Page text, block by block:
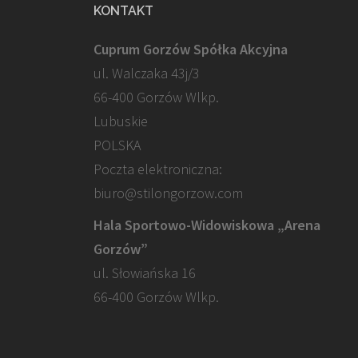
KONTAKT
Cuprum Gorzów Spółka Akcyjna
ul. Walczaka 43j/3
66-400 Gorzów Wlkp.
Lubuskie
POLSKA
Poczta elektroniczna:
biuro@stilongorzow.com
Hala Sportowo-Widowiskowa „Arena
Gorzów”
ul. Słowiańska 16
66-400 Gorzów Wlkp.